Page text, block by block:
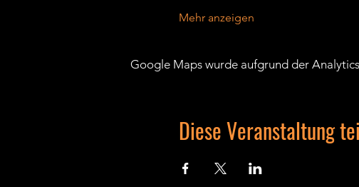
Mehr anzeigen
Google Maps wurde aufgrund der
Diese Veranstaltung